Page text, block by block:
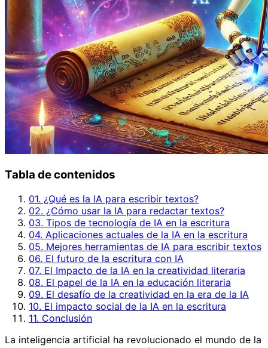
Tabla de contenidos
01. ¿Qué es la IA para escribir textos?
02. ¿Cómo usar la IA para redactar textos?
03. Tipos de tecnología de IA en la escritura
04. Aplicaciones actuales de la IA en la escritura
05. Mejores herramientas de IA para escribir textos
06. El futuro de la escritura con IA
07. El Impacto de la IA en la creatividad literaria
08. El papel de la IA en la educación literaria
09. El desafío de la creatividad en la era de la IA
10. El impacto social de la IA en la escritura
11. Conclusión
La inteligencia artificial ha revolucionado el mundo de la